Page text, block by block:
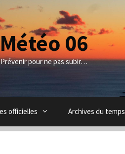
Météo 06
Prévenir pour ne pas subir…
officielles Archives du temps